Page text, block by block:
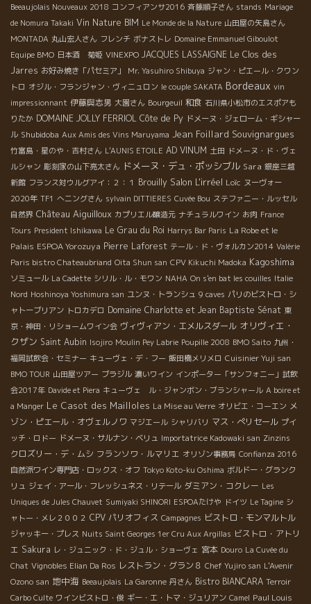
Beeaujolais Nouveaux 2018 コンフィアンサ2016 斉藤順子さん stands Mariage
de Nomura Takaki Vin Nature BIM Le Monde de la Nature 山田屋の矢島さん
MONTADA 丸山宏人さん フレンチ ボナストレ Domaine Emmanuel Giboulot
Equipe BMO 日本酒 菊姫 VINEXPO JACQUES LASSAIGNE Le Clos des
Jarres お好み焼き「パセミア」 Mr. Yasuhiro Shibuya ジャン・ピエール・クワン
トロ オジル・フランジャン・ヴィニュロン le couple SAKATA Bordeaux vin
impressionnant 伊藤與志男 大園さん Bourgeuil 和食 石川県小松市のエスポアも
りたか DOMAINE JOLLY FERRIOL Côte de Py ドメーヌ・ジェローム・ギシャー
ル Shubidoba Aux Amis des Vins Maruyama Jean Foillard Souvignargues
竹富島・星のや・吉村さん L'AUNIS ETOILE AD VINUM 土田 ドメーヌ・ド・ヴェ
ルシャン 彫刻家の山下亮太さん ドメーヌ・デュ・ポッシブル Sara 銀座三越
新館 フランス対ウルグアイ：２：１ Brouilly Salon L'irréel Loïc ヌーヴォー
2020年 TF1 へニングさん sylvain DITTIERES Cuvée Bou ステファニー・ルッセル
自然界 Château Aiguilloux カプリエル醸造元 ナチュラルワイン お肉 France
Tours President Ishikawa Le Grau du Roi Harrys Bar Paris La Robe et le
Palais ESPOA Yorozuya Pierre Laforest テール・ド・ヴォルカン2014 Valérie
Paris bistro Chateaubriand Oita Shun san CPV Kikuchi Madoka Kagoshima
ソミュール La Cadette シリル・ル・モワン NAHA On s'en bat les couilles Italie
Nord Hoshinoya Yoshimura san ユンヌ・トランシュ 9 caves パリのビストロ・シ
ャトーブリアン トロカデロ Domaine Charlotte et Jean Baptiste Sénat 東
京・神田・リショームワイン会 ヴィヴィアン・エメルスダール オリヴィエ・
クザン Saint Aubin Isojiro Moulin Pey Labrie Poupille 2008 BMO Saito 九州・
福岡試飲会・セミナー キューヴェ・デ・フー 飯田橋メリメロ Cuisinier Yuji san
BMO TOUR 山田屋ツアー ブラジル 濃いワイン インポーター「サンフォニー」試飲
会2017年 Davide et Piera キューヴェ ル・ジャンボン・ブランシャール A boire et
a Manger Le Casot des Mailloles La Mise au Verre オリビエ・コーエン メ
ゾン・ピエール・オヴェルノワ マジエール シャリバリ マス・ぺリセール プイ
ッチ・ロドー ドメーヌ・サルナン・ベリュ Importatrice Kadowaki san Zinzins
クロズリー・デ・ムシ フランソワ・ルマリエ オリゾン事務局 Confianza 2016
自然派ワイン専門店・ロックス・オフ Tokyo Koto-ku Oshima ボルドー・グランク
リュ ジェイ・アール・フレッシュネス・リテール ダミアン・コクレー Les
Uniques de Jules Chauvet Sumiyaki SHINORI ESPOAたけや ドイツ Le Tagine シ
ャトー・メレ２００２ CPV パリオフィス Campagnes ビストロ・モンマルトル
ジャッキー・プレス Nuits Saint Georges 1er Cru Aux Argillas ビストロ・アトリ
エ Sakura レ・ジュニック・ド・ジュル・ショーヴェ 宮本 Douro La Cuvée du
Chat Vignobles Elian Da Ros レストラン・グラン８ Chef Yujiro san L'Avenir
Ozono san 地中海 Beeaujolais La Garonne 丹さん Bistro BIANCARA Terroir
Carbo Culte ワインビストロ・俊 ギー・エ・トマ・ジュリアン Camel Paul Louis